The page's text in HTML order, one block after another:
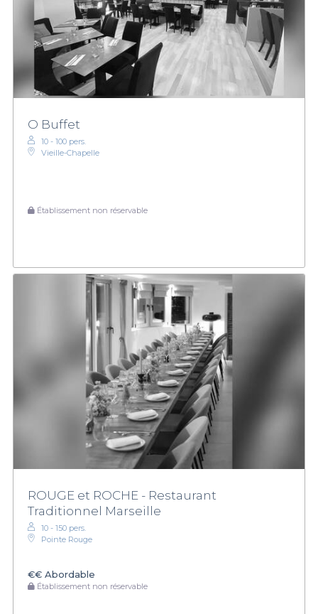
O Buffet
10 - 100 pers.
Vieille-Chapelle
Établissement non réservable
ROUGE et ROCHE - Restaurant
Traditionnel Marseille
10 - 150 pers.
Pointe Rouge
€€ Abordable
Établissement non réservable